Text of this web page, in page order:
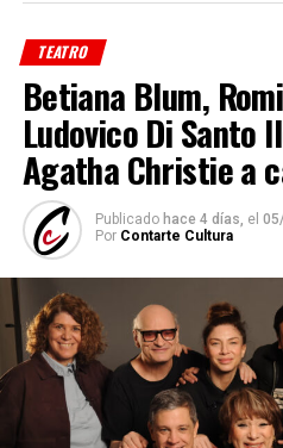
TEATRO
Betiana Blum,
Ludovico Di Santo
Agatha Christie a
Publicado hace 4 días, el
Por Contarte Cultura